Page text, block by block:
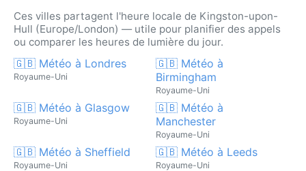
Ces villes partagent l'heure locale de Kingston-upon-
Hull (Europe/London) — utile pour planifier des appels
ou comparer les heures de lumière du jour.
🇬🇧 Météo à Londres
Royaume-Uni
🇬🇧 Météo à
Birmingham
Royaume-Uni
🇬🇧 Météo à Glasgow
Royaume-Uni
🇬🇧 Météo à
Manchester
Royaume-Uni
🇬🇧 Météo à Sheffield
Royaume-Uni
🇬🇧 Météo à Leeds
Royaume-Uni